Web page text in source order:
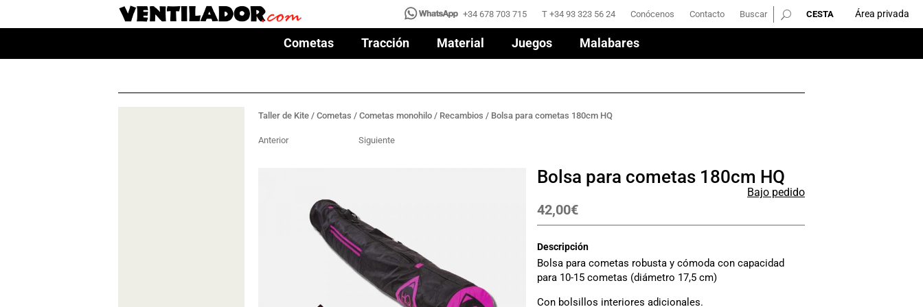
+34 678 703 715 T +34 93 323 56 24 Conócenos Contacto Buscar Área privada
Cometas Tracción Material Juegos Malabares
+34 678 703 715 T +34 93 323 56 24 Conócenos Contacto Buscar Área privada
Cometas Tracción Material Juegos Malabares
Taller de Kite / Cometas / Cometas monohilo / Recambios / Bolsa para cometas 180cm HQ
Anterior Siguiente
Bolsa para cometas 180cm HQ
42,00€
Bajo pedido
Descripción
Bolsa para cometas robusta y cómoda con capacidad
para 10-15 cometas (diámetro 17,5 cm)
Con bolsillos interiores adicionales.